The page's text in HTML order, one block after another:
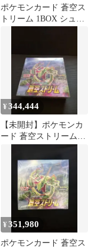
ポケモンカード 蒼空ス
トリーム 1BOX シュリ
¥344,444
【未開封】ポケモンカ
ード 蒼空ストリーム
¥351,980
ポケモンカード 蒼空ス